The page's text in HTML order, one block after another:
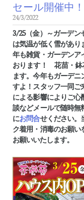
セール開催中！
24/3/2022
3/25（金）～ガーデン
は気温が低く雪があ
年も雑貨・ガーデン
おります！ 花苗・鉢
ます。今年もガーデ
すよ！スタッフ一同
による影響によりご
談などメールで随時
にお問合せください。
ク着用・消毒のお願
お願いいたします。